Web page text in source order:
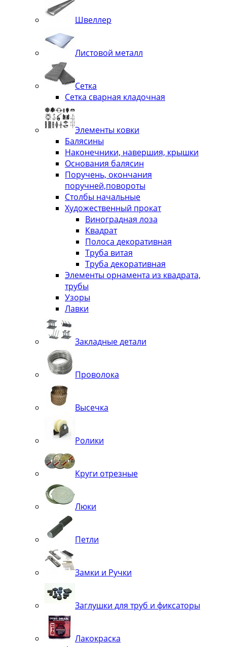
Швеллер
Листовой металл
Сетка
Сетка сварная кладочная
Элементы ковки
Балясины
Наконечники, навершия, крышки
Основания балясин
Поручень, окончания
поручней,повороты
Столбы начальные
Художественный прокат
Виноградная лоза
Квадрат
Полоса декоративная
Труба витая
Труба декоративная
Элементы орнамента из квадрата,
трубы
Узоры
Лавки
Закладные детали
Проволока
Высечка
Ролики
Круги отрезные
Люки
Петли
Замки и Ручки
Заглушки для труб и фиксаторы
Лакокраска